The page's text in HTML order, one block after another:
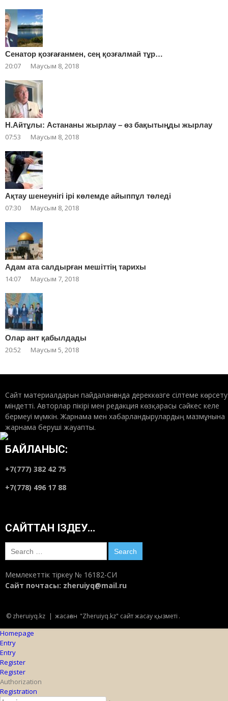
Сенатор қозғағанмен, сең қозғалмай тұр…
20:07 Маусым 8, 2018
Н.Айтұлы: Астананы жырлау – өз бақытыңды жырлау
07:53 Маусым 8, 2018
Ақтау шенеунігі ірі көлемде айыппұл төледі
07:30 Маусым 8, 2018
Адам ата салдырған мешіттің тарихы
14:07 Маусым 7, 2018
Олар ант қабылдады
20:52 Маусым 5, 2018
Сайт материалдарын пайдаланғанда дереккөзге сілтеме көрсету
міндетті. Авторлар пікірі мен редакция көзқарасы сәйкес келе
бермеуі мүмкін. Жарнама мен хабарландырулардың мазмұнына
жарнама беруші жауапты.
БАЙЛАНЫС:
+7(777) 382 42 75
+7(778) 496 17 88
САЙТТАН ІЗДЕУ…
for:
Мемлекеттік тіркеу № 16182-СИ
Сайт почтасы: zheruiyq@mail.ru
© zheruiyq.kz | жасаған "Zheruiyq.kz" сайт жасау қызметі .
Homepage
Entry
Entry
Register
Register
Authorization
Registration